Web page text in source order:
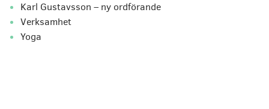
Karl Gustavsson – ny ordförande
Verksamhet
Yoga